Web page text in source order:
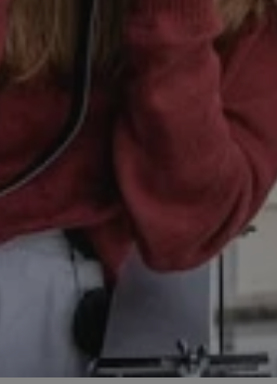
Cloudflare
Inc.
.x.com
.twitter.com
CookieScriptConsent
CookieScript
zabrze.com.pl
VISITOR_PRIVACY_METADATA
YouTube
.youtube.com
Google Privacy Policy